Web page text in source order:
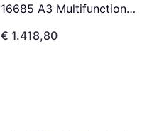
16685 A3 Multifunction
€ 1.418,80